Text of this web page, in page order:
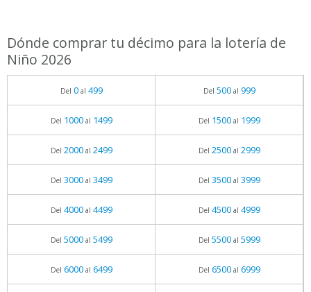
Dónde comprar tu décimo para la lotería de
Niño 2026
Del 0al 499 Del 500al 999
Del 1000al 1499 Del 1500al 1999
Del 2000al 2499 Del 2500al 2999
Del 3000al 3499 Del 3500al 3999
Del 4000al 4499 Del 4500al 4999
Del 5000al 5499 Del 5500al 5999
Del 6000al 6499 Del 6500al 6999